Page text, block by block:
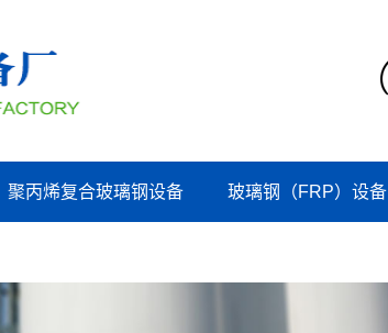
聚丙烯复合玻璃钢设备 玻璃钢（FRP）设备